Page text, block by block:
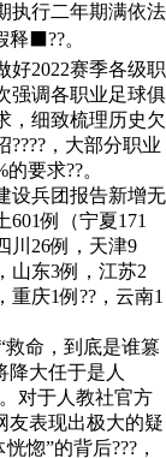
执行二年期满依法
⬛??。
2022赛季各级职
强调各职业足球俱
，细致梳理历史欠
，大部分职业
要求??。
设兵团报告新增无
601例（宁夏171
川 26例，天津9
山东3例，江苏2
重庆1例??，云南1
命，到底是谁篡
降大任于是人
对于人教社官方
表现出极大的疑
惚”的背后???，